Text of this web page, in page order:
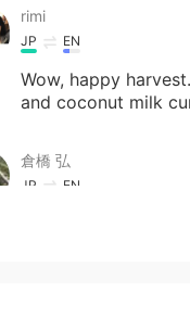
rimi
JP EN
Wow, happy
and coconut milk
倉橋 弘
JP EN
Thank you